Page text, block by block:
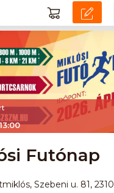
Futónap
Szebeni u. 81, 2310